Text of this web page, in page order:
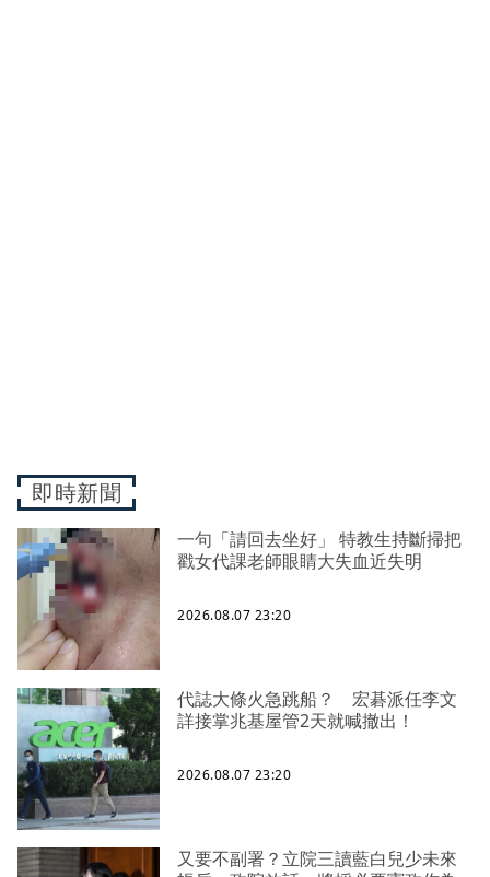
即時新聞
一句「請回去坐好」 特教生持斷掃把
戳女代課老師眼睛大失血近失明
2026.08.07 23:20
代誌大條火急跳船？ 宏碁派任李文
詳接掌兆基屋管2天就喊撤出！
2026.08.07 23:20
又要不副署？立院三讀藍白兒少未來